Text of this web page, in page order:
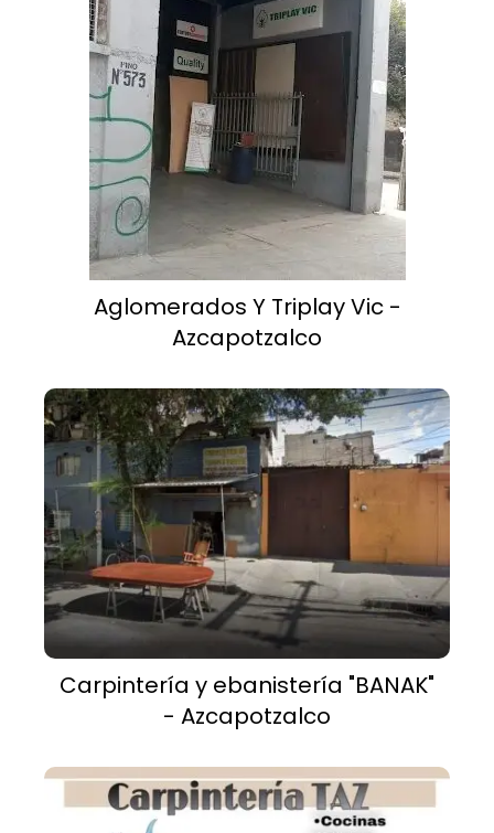
Aglomerados Y Triplay Vic -
Azcapotzalco
Carpintería y ebanistería "BANAK"
- Azcapotzalco